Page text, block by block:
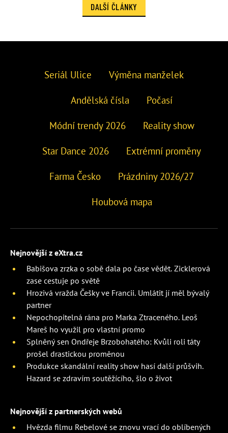
DALŠÍ ČLÁNKY
Seriál Ulice Výměna manželek
Andělská čísla Počasí
Módní trendy 2026 Reality show
Star Dance 2026 Extrémní proměny
Farma Česko Prázdniny 2026/27
Houbová mapa
Nejnovější z eXtra.cz
Babišova zrzka o sobě dala po čase vědět. Zicklerová
zase cestuje po světě
Hrozivá vražda Češky ve Francii. Umlátit jí měl bývalý
partner
Nepochopitelná rána pro Marka Ztraceného. Leoš
Mareš ho využil pro vlastní promo
Splněný sen Ondřeje Brzobohatého: Kvůli roli táty
prošel drastickou proměnou
Produkce skandální reality show hasí další průšvih.
Hazard se zdravím soutěžícího, šlo o život
Nejnovější z partnerských webů
Hvězda filmu Rebelové se znovu vrací do oblíbených